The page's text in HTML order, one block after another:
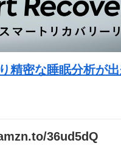
精密な睡眠分析が
36ud5dQ